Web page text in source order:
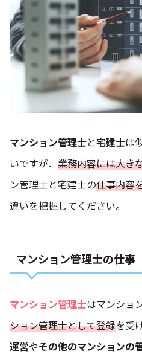
マンション管理士と宅建士は
いですが、 業務内容には大き
ン管理士と宅建士の仕事内容
違いを把握してください。
マンション管理士の仕事
マンション管理士はマンショ
ション管理士として登録を受
運営やその他のマンションの